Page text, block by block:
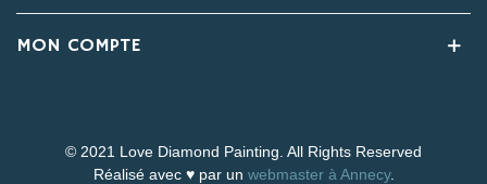
MON COMPTE
© 2021 Love Diamond Painting. All Rights Reserved
Réalisé avec ♥ par un webmaster à Annecy.